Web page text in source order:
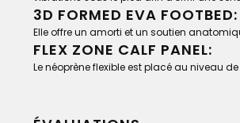
3D FORMED EVA FOOTBED:
Elle offre un amorti et un soutien
FLEX ZONE CALF PANEL:
Le néoprène flexible est placé au niveau